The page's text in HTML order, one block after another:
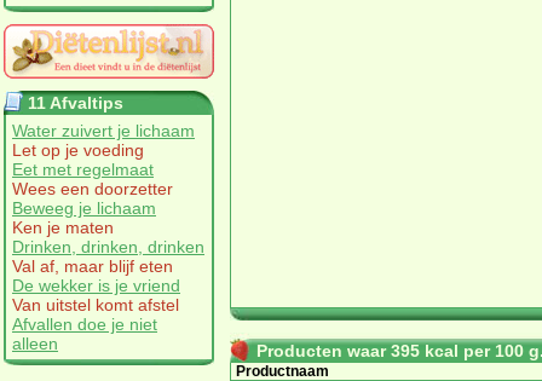
11 Afvaltips
Water zuivert je lichaam
Let op je voeding
Eet met regelmaat
Wees een doorzetter
Beweeg je lichaam
Ken je maten
Drinken, drinken, drinken
Val af, maar blijf eten
De wekker is je vriend
Van uitstel komt afstel
Afvallen doe je niet
alleen
Producten waar 395 kcal per 100
Productnaam